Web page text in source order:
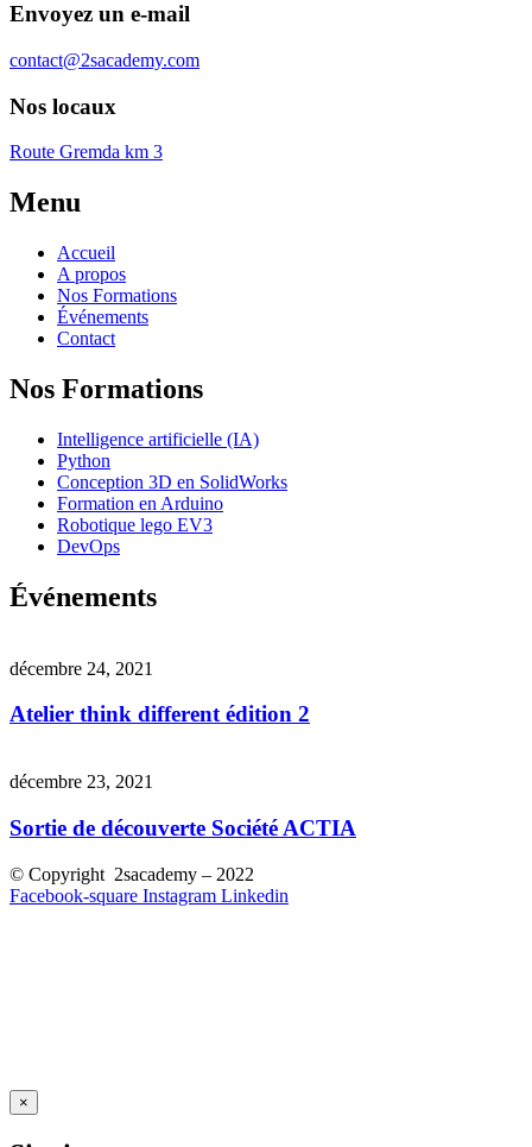
Envoyez un e-mail
contact@2sacademy.com
Nos locaux
Route Gremda km 3
Menu
Accueil
A propos
Nos Formations
Événements
Contact
Nos Formations
Intelligence artificielle (IA)
Python
Conception 3D en SolidWorks
Formation en Arduino
Robotique lego EV3
DevOps
Événements
décembre 24, 2021
Atelier think different édition 2
décembre 23, 2021
Sortie de découverte Société ACTIA
© Copyright 2sacademy – 2022
Facebook-square Instagram Linkedin
×